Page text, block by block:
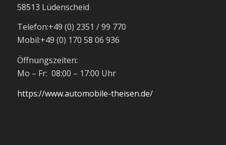
58513 Lüdenscheid
Telefon:+49 (0) 2351 / 99 770
Mobil:+49 (0) 170 58 06 936
Öffnungszeiten:
Mo – Fr: 08:00 – 17:00 Uhr
https://www.automobile-theisen.de/